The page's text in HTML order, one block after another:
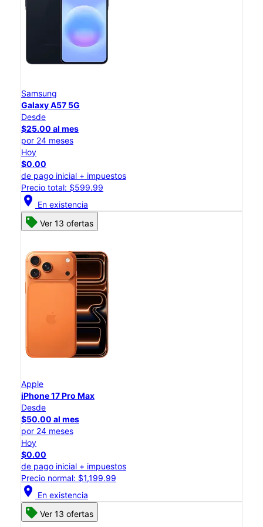
Samsung
Galaxy A57 5G
Desde
$25.00 al mes
por 24 meses
Hoy
$0.00
de pago inicial + impuestos
Precio total: $599.99
location_on En existencia
Ver 13 ofertas
Apple
iPhone 17 Pro Max
Desde
$50.00 al mes
por 24 meses
Hoy
$0.00
de pago inicial + impuestos
Precio normal: $1,199.99
location_on En existencia
Ver 13 ofertas